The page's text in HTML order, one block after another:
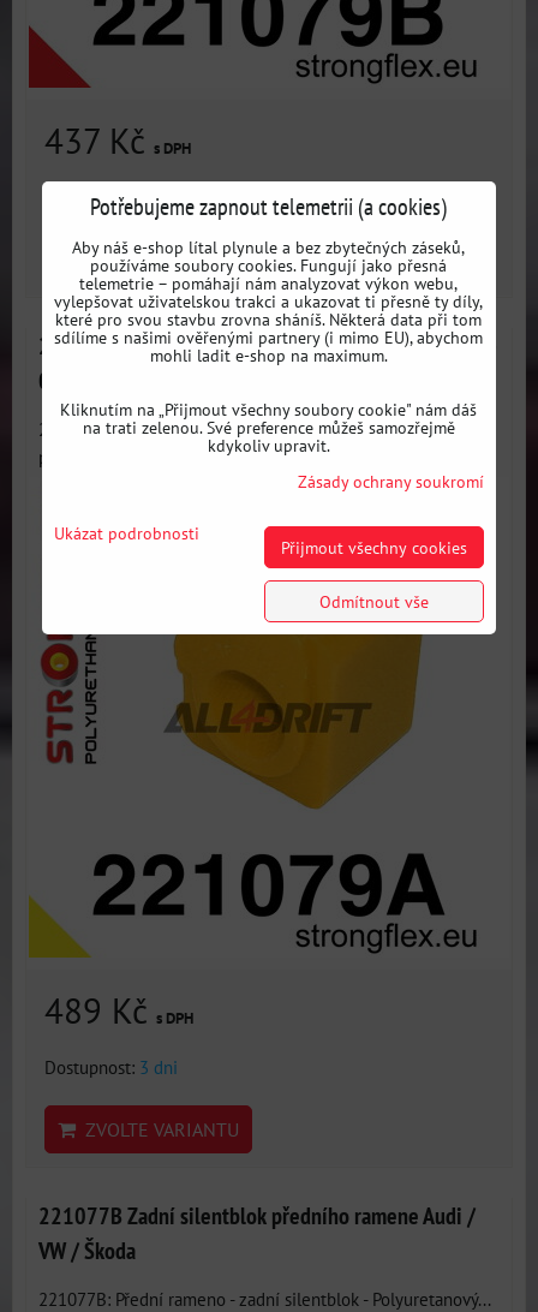
437 Kč s DPH
Dostupnost:3 dni
ZVOLTE VARIANTU
221079A Silentblok stabilizátoru SPORT - Seat I (93-
02) 6K
221079A: Silentblok stabilizátoru SPORT - Sportovní
polyuretanový...
489 Kč s DPH
Dostupnost: 3 dni
ZVOLTE VARIANTU
221077B Zadní silentblok předního ramene Audi /
VW / Škoda
221077B: Přední rameno - zadní silentblok - Polyuretanový...
Potřebujeme zapnout telemetrii (a cookies)
Aby náš e-shop lítal plynule a bez zbytečných záseků,
používáme soubory cookies. Fungují jako přesná
telemetrie – pomáhají nám analyzovat výkon webu,
vylepšovat uživatelskou trakci a ukazovat ti přesně ty díly,
které pro svou stavbu zrovna sháníš. Některá data při tom
sdílíme s našimi ověřenými partnery (i mimo EU), abychom
mohli ladit e-shop na maximum.
Kliknutím na „Přijmout všechny soubory cookie" nám dáš
na trati zelenou. Své preference můžeš samozřejmě
kdykoliv upravit.
Zásady ochrany soukromí
Ukázat podrobnosti
Přijmout všechny cookies
Odmítnout vše